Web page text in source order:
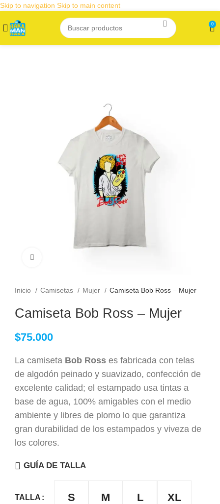
Skip to navigation Skip to main content
0
Inicio Camisetas Mujer Camiseta Bob Ross – Mujer
Camiseta Bob Ross – Mujer
$75.000
La camiseta Bob Ross es fabricada con telas
de algodón peinado y suavizado, confección de
excelente calidad; el estampado usa tintas a
base de agua, 100% amigables con el medio
ambiente y libres de plomo lo que garantiza
gran durabilidad de los estampados y viveza de
los colores.
GUÍA DE TALLA
TALLA S M L XL